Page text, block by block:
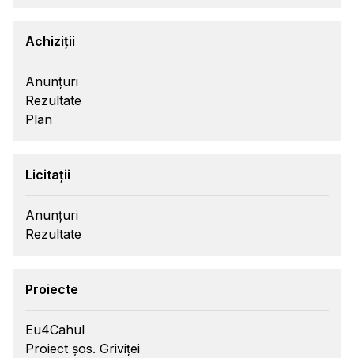
Achiziții
Anunțuri
Rezultate
Plan
Licitații
Anunțuri
Rezultate
Proiecte
Eu4Cahul
Proiect șos. Griviței